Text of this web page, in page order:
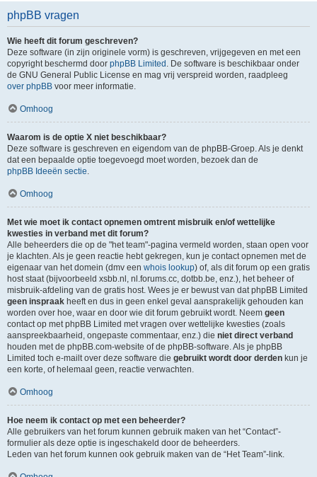
phpBB vragen
Wie heeft dit forum geschreven?
Deze software (in zijn originele vorm) is geschreven, vrijgegeven en met een
copyright beschermd door phpBB Limited . De software is beschikbaar onder
de GNU General Public License en mag vrij verspreid worden, raadpleeg
over phpBB voor meer informatie.
Omhoog
Waarom is de optie X niet beschikbaar?
Deze software is geschreven en eigendom van de phpBB-Groep. Als je denkt
dat een bepaalde optie toegevoegd moet worden, bezoek dan de
phpBB Ideeën sectie.
Omhoog
Met wie moet ik contact opnemen omtrent misbruik en/of wettelijke
kwesties in verband met dit forum?
Alle beheerders die op de "het team"-pagina vermeld worden, staan open voor
je klachten. Als je geen reactie hebt gekregen, kun je contact opnemen met de
eigenaar van het domein (dmv een whois lookup) of, als dit forum op een gratis
host staat (bijvoorbeeld xsbb.nl, nl.forums.cc, dotbb.be, enz.), het beheer of
misbruik-afdeling van de gratis host. Wees je er bewust van dat phpBB Limited
geen inspraak heeft en dus in geen enkel geval aansprakelijk gehouden kan
worden over hoe, waar en door wie dit forum gebruikt wordt. Neem geen
contact op met phpBB Limited met vragen over wettelijke kwesties (zoals
aanspreekbaarheid, ongepaste commentaar, enz.) die niet direct verband
houden met de phpBB.com-website of de phpBB-software. Als je phpBB
Limited toch e-mailt over deze software die gebruikt wordt door derden kun je
een korte, of helemaal geen, reactie verwachten.
Omhoog
Hoe neem ik contact op met een beheerder?
Alle gebruikers van het forum kunnen gebruik maken van het “Contact”-
formulier als deze optie is ingeschakeld door de beheerders.
Leden van het forum kunnen ook gebruik maken van de “Het Team”-link.